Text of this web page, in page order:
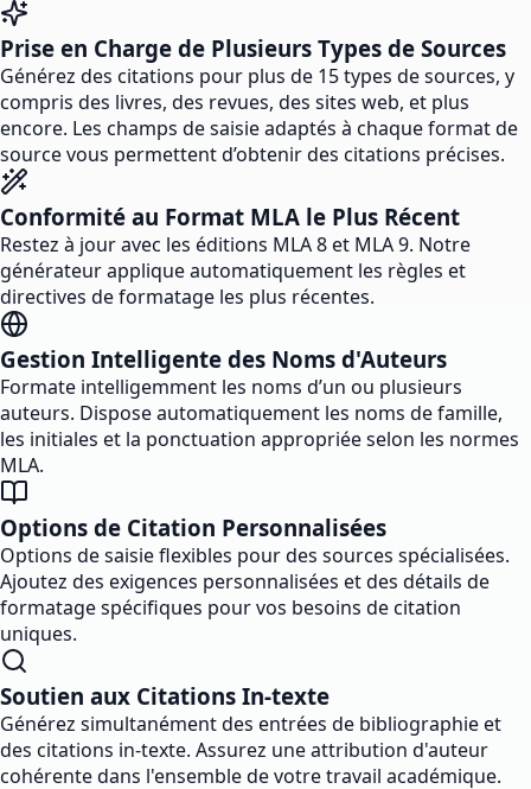
Prise en Charge de Plusieurs Types de Sources
Générez des citations pour plus de 15 types de sources, y
compris des livres, des revues, des sites web, et plus
encore. Les champs de saisie adaptés à chaque format de
source vous permettent d’obtenir des citations précises.
Conformité au Format MLA le Plus Récent
Restez à jour avec les éditions MLA 8 et MLA 9. Notre
générateur applique automatiquement les règles et
directives de formatage les plus récentes.
Gestion Intelligente des Noms d'Auteurs
Formate intelligemment les noms d’un ou plusieurs
auteurs. Dispose automatiquement les noms de famille,
les initiales et la ponctuation appropriée selon les normes
MLA.
Options de Citation Personnalisées
Options de saisie flexibles pour des sources spécialisées.
Ajoutez des exigences personnalisées et des détails de
formatage spécifiques pour vos besoins de citation
uniques.
Soutien aux Citations In-texte
Générez simultanément des entrées de bibliographie et
des citations in-texte. Assurez une attribution d'auteur
cohérente dans l'ensemble de votre travail académique.